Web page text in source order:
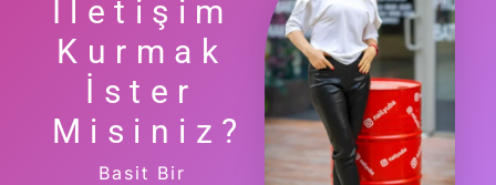
İletişim
Kurmak
İster
Misiniz?
Basit Bir